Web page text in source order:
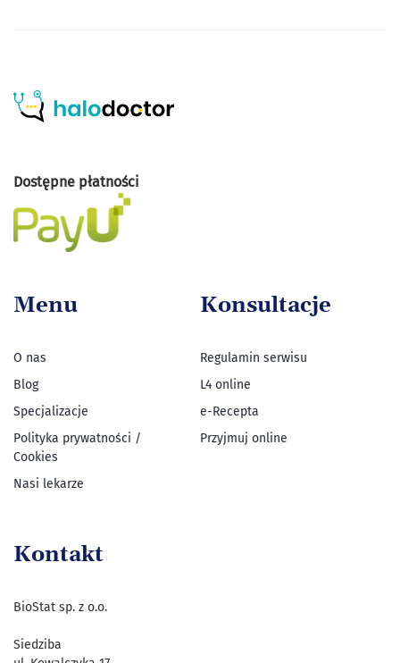
Dostępne płatności
Menu
O nas
Blog
Specjalizacje
Polityka prywatności /
Cookies
Nasi lekarze
Konsultacje
Regulamin serwisu
L4 online
e-Recepta
Przyjmuj online
Kontakt
BioStat sp. z o.o.
Siedziba